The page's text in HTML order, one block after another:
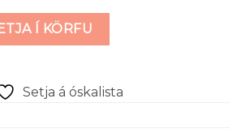
áletrun - ísaumaðir magn
Í KÖRFU
Setja á óskalista